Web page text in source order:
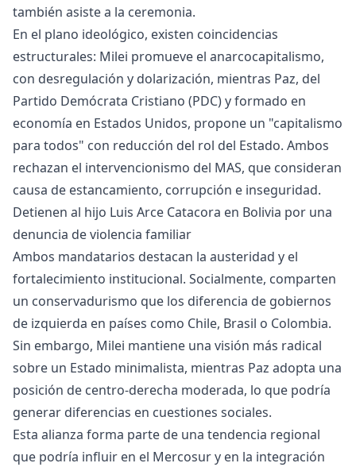
también asiste a la ceremonia.
En el plano ideológico, existen coincidencias
estructurales: Milei promueve el anarcocapitalismo,
con desregulación y dolarización, mientras Paz, del
Partido Demócrata Cristiano (PDC) y formado en
economía en Estados Unidos, propone un "capitalismo
para todos" con reducción del rol del Estado. Ambos
rechazan el intervencionismo del MAS, que consideran
causa de estancamiento, corrupción e inseguridad.
Detienen al hijo Luis Arce Catacora en Bolivia por una
denuncia de violencia familiar
Ambos mandatarios destacan la austeridad y el
fortalecimiento institucional. Socialmente, comparten
un conservadurismo que los diferencia de gobiernos
de izquierda en países como Chile, Brasil o Colombia.
Sin embargo, Milei mantiene una visión más radical
sobre un Estado minimalista, mientras Paz adopta una
posición de centro-derecha moderada, lo que podría
generar diferencias en cuestiones sociales.
Esta alianza forma parte de una tendencia regional
que podría influir en el Mercosur y en la integración